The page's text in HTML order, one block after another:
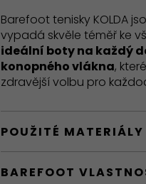
Barefoot tenisky KOLDA
vypadá skvěle téměř ke
ideální boty na každý
konopného vlákna,
zdravější volbu pro
POUŽITÉ
BAREFOOT